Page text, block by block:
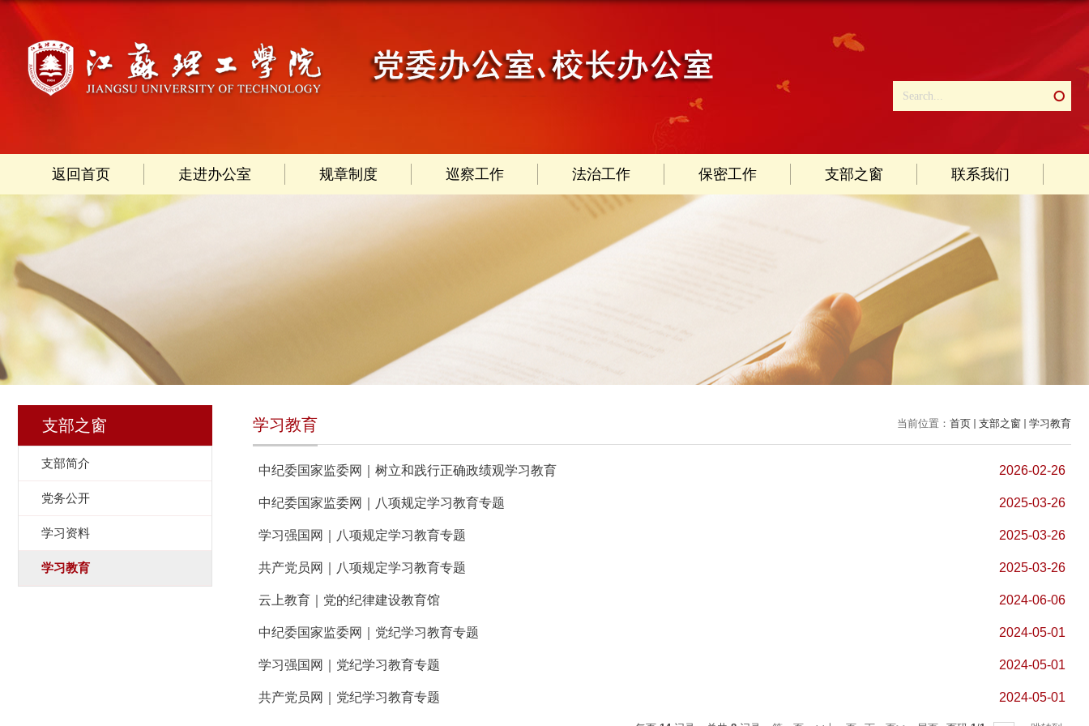
返回首页 走进办公室 规章制度 巡察工作 法治工作 保密工作 支部之窗 联系我们
支部之窗
支部简介
党务公开
学习资料
学习教育
当前位置： 首页 支部之窗 学习教育
学习教育
中纪委国家监委网｜树立和践行正确政绩观学习教育 2026-02-26
中纪委国家监委网｜八项规定学习教育专题 2025-03-26
学习强国网｜八项规定学习教育专题 2025-03-26
共产党员网｜八项规定学习教育专题 2025-03-26
云上教育｜党的纪律建设教育馆 2024-06-06
中纪委国家监委网｜党纪学习教育专题 2024-05-01
学习强国网｜党纪学习教育专题 2024-05-01
共产党员网｜党纪学习教育专题 2024-05-01